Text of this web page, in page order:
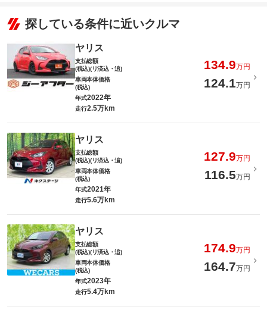
探している条件に近いクルマ
ヤリス
支払総額
(税込)(リ済込・追)
134.9万円
車両本体価格
(税込)
124.1万円
年式2022年
走行2.5万km
ヤリス
支払総額
(税込)(リ済込・追)
127.9万円
車両本体価格
(税込)
116.5万円
年式2021年
走行5.6万km
ヤリス
支払総額
(税込)(リ済込・追)
174.9万円
車両本体価格
(税込)
164.7万円
年式2023年
走行5.4万km